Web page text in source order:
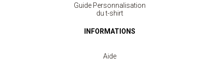
Guide Personnalisation
du t-shirt
INFORMATIONS
Aide